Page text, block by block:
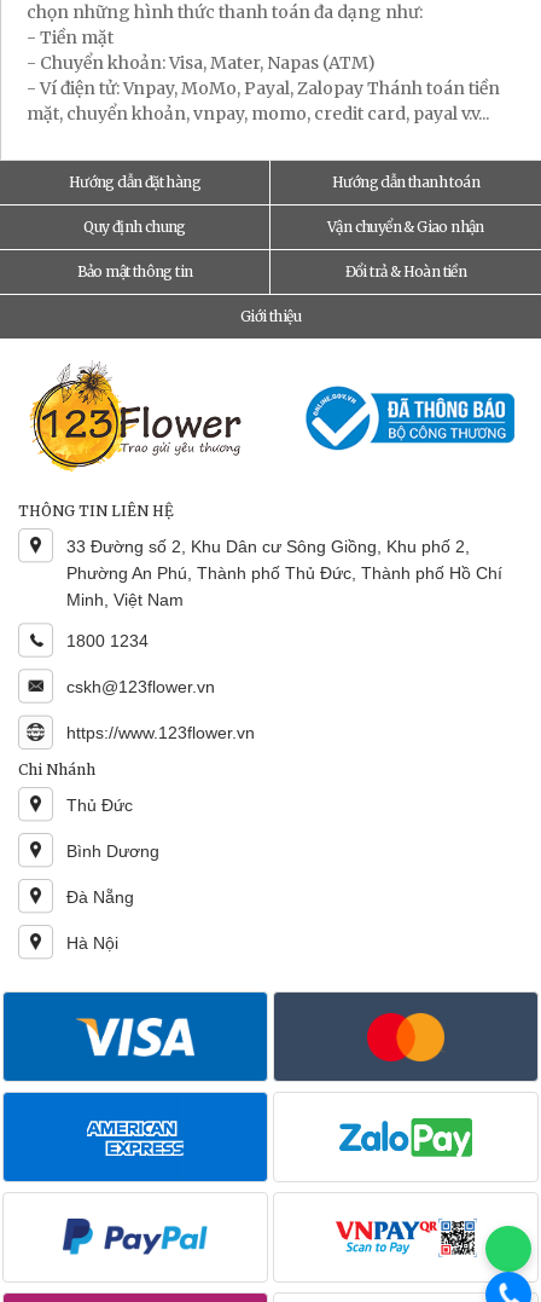
chọn những hình thức thanh toán đa dạng như:
- Tiền mặt
- Chuyển khoản: Visa, Mater, Napas (ATM)
- Ví điện tử: Vnpay, MoMo, Payal, Zalopay Thánh toán tiền
mặt, chuyển khoản, vnpay, momo, credit card, payal v.v...
Hướng dẫn đặt hàng Hướng dẫn thanh toán
Quy định chung Vận chuyển & Giao nhận
Bảo mật thông tin Đổi trả & Hoàn tiền
Giới thiệu
THÔNG TIN LIÊN HỆ
33 Đường số 2, Khu Dân cư Sông Giồng, Khu phố 2,
Phường An Phú, Thành phố Thủ Đức, Thành phố Hồ Chí
Minh, Việt Nam
1800 1234
cskh@123flower.vn
https://www.123flower.vn
Chi Nhánh
Thủ Đức
Bình Dương
Đà Nẵng
Hà Nội